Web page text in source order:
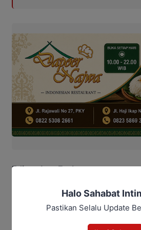
Editor: Irga Fachreza
korban keracunan kue maut di sampit
Halo Sahabat
Pastikan Selalu Update